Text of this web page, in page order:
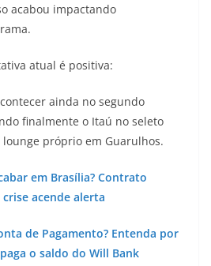
acabou impactando
atual é positiva:
ainda no segundo
finalmente o Itaú no seleto
próprio em Guarulhos.
em Brasília? Contrato
acende alerta
de Pagamento? Entenda por
o saldo do Will Bank